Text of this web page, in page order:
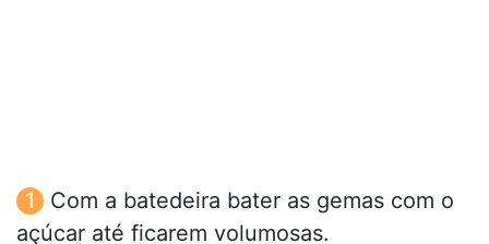
Com a batedeira bater as gemas com o
açúcar até ficarem volumosas.